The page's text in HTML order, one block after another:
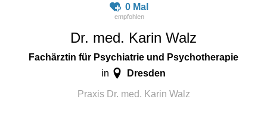
0 Mal
Dr. med. Karin Walz
Fachärztin für Psychiatrie und Psychotherapie
in Dresden
Praxis Dr. med. Karin Walz